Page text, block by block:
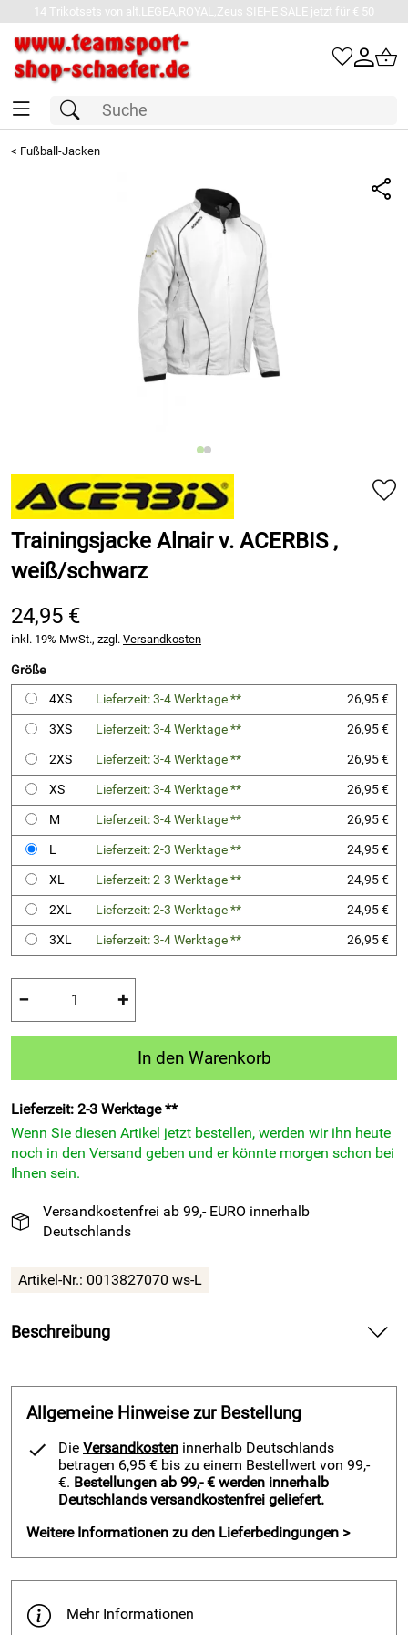
14 Trikotsets von alt.LEGEA,ROYAL,Zeus SIEHE SALE jetzt für € 50
< Fußball-Jacken
Trainingsjacke Alnair v. ACERBIS ,
weiß/schwarz
24,95 €
inkl. 19% MwSt., zzgl. Versandkosten
Größe
4XS
Lieferzeit: 3-4 Werktage **
26,95 €
3XS
Lieferzeit: 3-4 Werktage **
26,95 €
2XS
Lieferzeit: 3-4 Werktage **
26,95 €
XS
Lieferzeit: 3-4 Werktage **
26,95 €
M
Lieferzeit: 3-4 Werktage **
26,95 €
L
Lieferzeit: 2-3 Werktage **
24,95 €
XL
Lieferzeit: 2-3 Werktage **
24,95 €
2XL
Lieferzeit: 2-3 Werktage **
24,95 €
3XL
Lieferzeit: 3-4 Werktage ** 26,95 €
− +
In den Warenkorb
Lieferzeit: 2-3 Werktage **
Wenn Sie diesen Artikel jetzt bestellen, werden wir ihn heute
noch in den Versand geben und er könnte morgen schon bei
Ihnen sein.
Versandkostenfrei ab 99,- EURO innerhalb
Deutschlands
Artikel-Nr.: 0013827070 ws-L
Beschreibung
weiß/schwarz — liefert sportlichen Style und angenehmen
Tragekomfort beim Training und in der Freizeit.
Spüre bei der Trainingsjacke Alnair v. ACERBIS,
weiß/schwarz die leichte Qualität auf deiner Haut und
bewege dich frei beim Kicken. Verlasse dich auf den
durchgehenden robusten Reißverschluss und sichere deine
elastischen Arm- und Hüftbund die Wärme am Körper und
bleibe fokussiert, wenn der Wind auffrischt.
Setze auf die robuste Reißverschluss-Jacke und trainiere
Allgemeine Hinweise zur Bestellung
Die Versandkosten innerhalb Deutschlands
betragen 6,95 € bis zu einem Bestellwert von 99,-
€. Bestellungen ab 99,- € werden innerhalb
Deutschlands versandkostenfrei geliefert.
Weitere Informationen zu den Lieferbedingungen >
Mehr Informationen